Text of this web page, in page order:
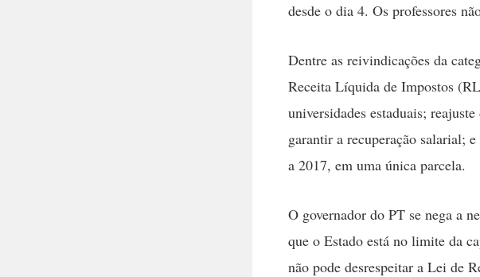
desde o dia 4. Os professores
Dentre as reivindicações da
Receita Líquida de Impostos
universidades estaduais;
garantir a recuperação salarial;
a 2017, em uma única parcela.
O governador do PT se nega a
que o Estado está no limite da
não pode desrespeitar a Lei de